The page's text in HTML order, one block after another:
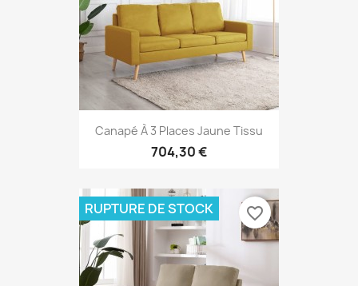
Canapé À 3 Places Jaune Tissu
704,30 €
RUPTURE DE STOCK favorite_border